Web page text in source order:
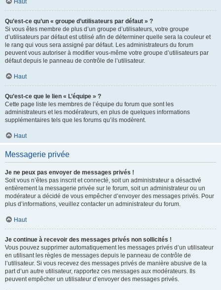
Haut
Qu’est-ce qu’un « groupe d’utilisateurs par défaut » ?
Si vous êtes membre de plus d’un groupe d’utilisateurs, votre groupe
d’utilisateurs par défaut est utilisé afin de déterminer quelle sera la couleur et
le rang qui vous sera assigné par défaut. Les administrateurs du forum
peuvent vous autoriser à modifier vous-même votre groupe d’utilisateurs par
défaut depuis le panneau de contrôle de l’utilisateur.
Haut
Qu’est-ce que le lien « L’équipe » ?
Cette page liste les membres de l’équipe du forum que sont les
administrateurs et les modérateurs, en plus de quelques informations
supplémentaires tels que les forums qu’ils modèrent.
Haut
Messagerie privée
Je ne peux pas envoyer de messages privés !
Soit vous n’êtes pas inscrit et connecté, soit un administrateur a désactivé
entièrement la messagerie privée sur le forum, soit un administrateur ou un
modérateur a décidé de vous empêcher d’envoyer des messages privés. Pour
plus d’informations, veuillez contacter un administrateur du forum.
Haut
Je continue à recevoir des messages privés non sollicités !
Vous pouvez supprimer automatiquement les messages privés d’un utilisateur
en utilisant les règles de messages depuis le panneau de contrôle de
l’utilisateur. Si vous recevez des messages privés de manière abusive de la
part d’un autre utilisateur, rapportez ces messages aux modérateurs. Ils
peuvent empêcher un utilisateur d’envoyer des messages privés.